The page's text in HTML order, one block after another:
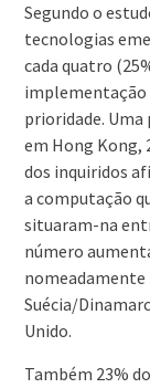
Segundo o
tecnologias
cada quatro
implementação
prioridade. Uma
em Hong Kong,
dos inquiridos
a computação
situaram-na
número
nomeadamente
Suécia/
Unido.
Também 23%